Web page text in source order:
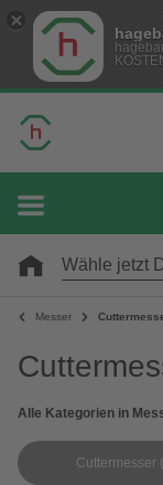
Wähle jetzt
Messer
Alle Kategorien in
Cuttermesser